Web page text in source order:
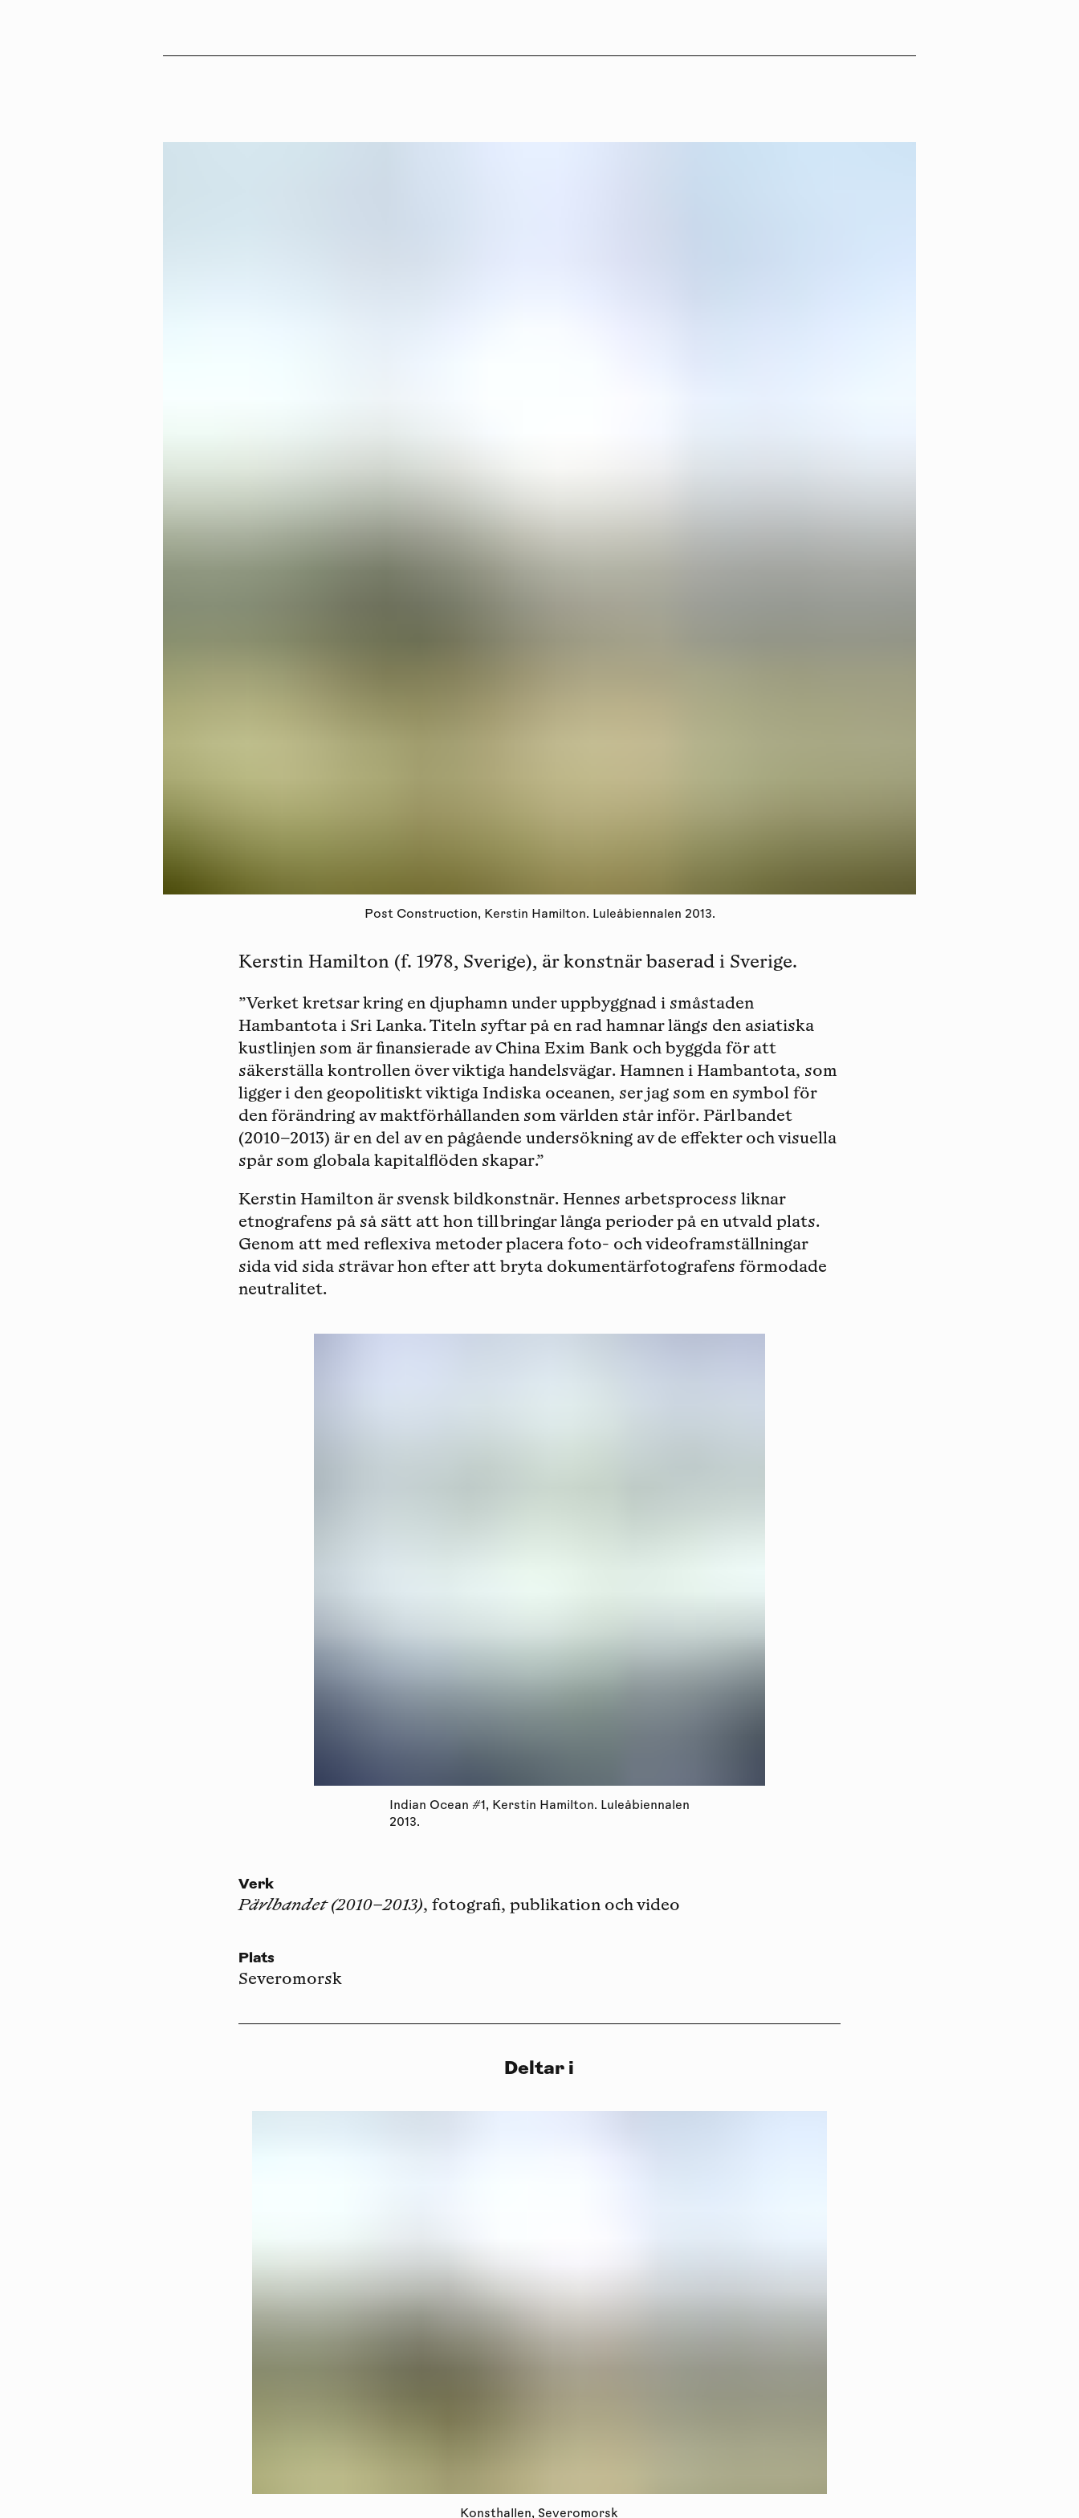
Post Construction, Kerstin Hamilton. Luleåbiennalen 2013.
Kerstin Hamilton (f. 1978, Sverige), är konstnär baserad i Sverige.
”Verket kretsar kring en djuphamn under uppbyggnad i småstaden
Hambantota i Sri Lanka. Titeln syftar på en rad hamnar längs den asiatiska
kustlinjen som är finansierade av China Exim Bank och byggda för att
säkerställa kontrollen över viktiga handelsvägar. Hamnen i Hambantota, som
ligger i den geopolitiskt viktiga Indiska oceanen, ser jag som en symbol för
den förändring av maktförhållanden som världen står inför. Pärlbandet
(2010–2013) är en del av en pågående undersökning av de effekter och visuella
spår som globala kapitalflöden skapar.”
Kerstin Hamilton är svensk bildkonstnär. Hennes arbetsprocess liknar
etnografens på så sätt att hon tillbringar långa perioder på en utvald plats.
Genom att med reflexiva metoder placera foto- och videoframställningar
sida vid sida strävar hon efter att bryta dokumentärfotografens förmodade
neutralitet.
Indian Ocean #1, Kerstin Hamilton. Luleåbiennalen
2013.
Verk
Pärlbandet (2010–2013), fotografi, publikation och video
Plats
Severomorsk
Deltar i
Konsthallen, Severomorsk